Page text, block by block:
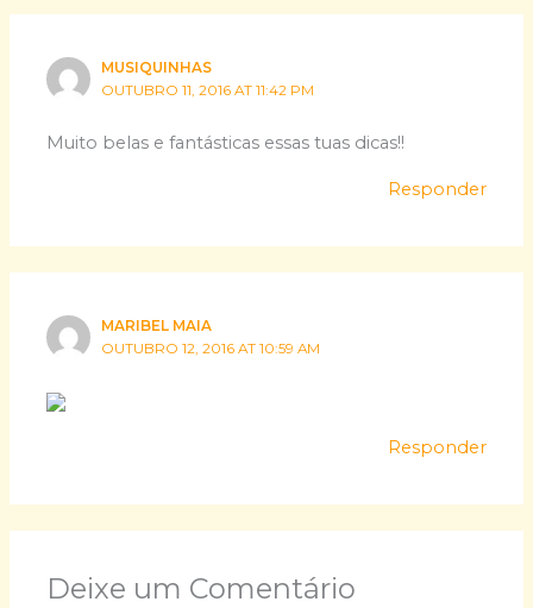
MUSIQUINHAS
OUTUBRO 11, 2016 AT 11:42 PM
Muito belas e fantásticas essas tuas dicas!!
Responder
MARIBEL MAIA
OUTUBRO 12, 2016 AT 10:59 AM
Responder
Deixe um Comentário